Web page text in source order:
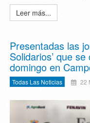
Leer más...
Presentadas las
Solidarios’ que
domingo en
Todas Las Noticias 22